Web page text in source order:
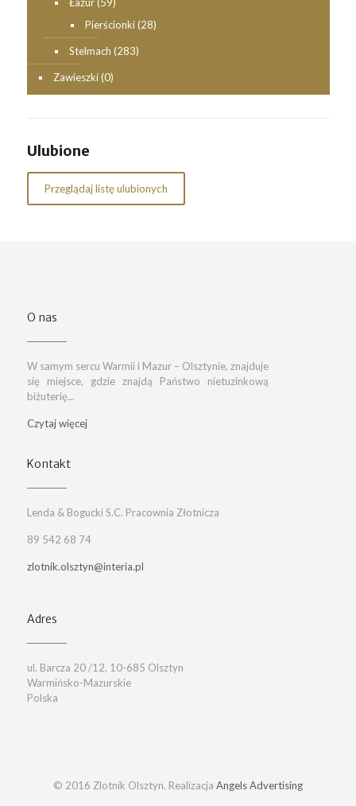
Pierścionki (28)
Stelmach (283)
Zawieszki (0)
Ulubione
Przeglądaj listę ulubionych
O nas
W samym sercu Warmii i Mazur – Olsztynie, znajduje
się miejsce, gdzie znajdą Państwo nietuzinkową
biżuterię...
Czytaj więcej
Kontakt
Lenda & Bogucki S.C. Pracownia Złotnicza
89 542 68 74
zlotnik.olsztyn@interia.pl
Adres
ul. Barcza 20 /12, 10-685 Olsztyn
Warmińsko-Mazurskie
Polska
© 2016 Zlotnik Olsztyn. Realizacja Angels Advertising